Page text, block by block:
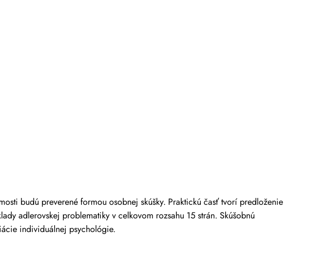
budú preverené formou osobnej skúšky. Praktickú časť tvorí predloženie
adlerovskej problematiky v celkovom rozsahu 15 strán. Skúšobnú
individuálnej psychológie.